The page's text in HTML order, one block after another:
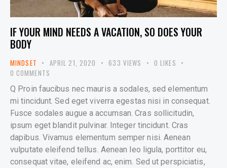
IF YOUR MIND NEEDS A VACATION, SO DOES YOUR
BODY
MINDSET APRIL 21, 2020 633 VIEWS 0 LIKES
0 COMMENTS
Q Proin faucibus nec mauris a sodales, sed elementum
mi tincidunt. Sed eget viverra egestas nisi in consequat.
Fusce sodales augue a accumsan. Cras sollicitudin,
ipsum eget blandit pulvinar. Integer tincidunt. Cras
dapibus. Vivamus elementum semper nisi. Aenean
vulputate eleifend tellus. Aenean leo ligula, porttitor eu,
consequat vitae, eleifend ac, enim. Sed ut perspiciatis,